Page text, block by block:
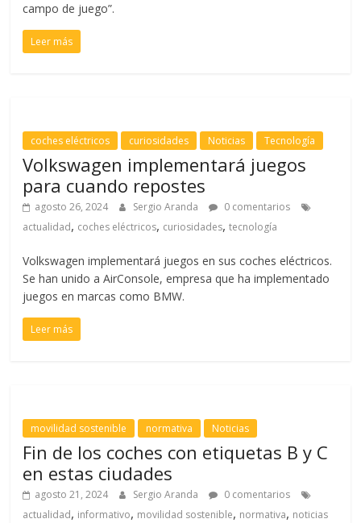
campo de juego”.
Leer más
coches eléctricos curiosidades Noticias Tecnología
Volkswagen implementará juegos
para cuando repostes
agosto 26, 2024 Sergio Aranda
0 comentarios
actualidad, coches eléctricos, curiosidades,tecnología
Volkswagen implementará juegos en sus coches eléctricos.
Se han unido a AirConsole, empresa que ha implementado
juegos en marcas como BMW.
Leer más
movilidad sostenible normativa Noticias
Fin de los coches con etiquetas B y C
en estas ciudades
agosto 21, 2024 Sergio Aranda
0 comentarios
actualidad, informativo, movilidad sostenible, normativa, noticias